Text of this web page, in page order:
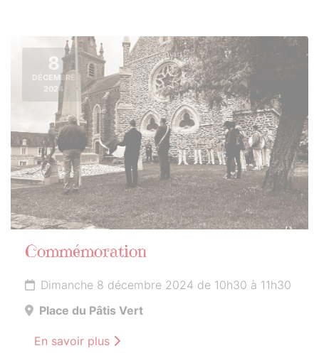
8
DÉCEMBRE
2024
Commémoration
Dimanche 8 décembre 2024 de 10h30 à 11h30
Place du Pâtis Vert
En savoir plus